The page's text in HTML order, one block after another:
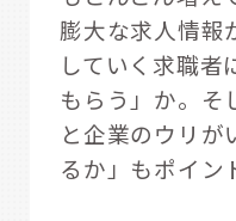
膨大な求人情報
していく求職者
もらう」か。そ
と企業のウリが
るか」もポイン